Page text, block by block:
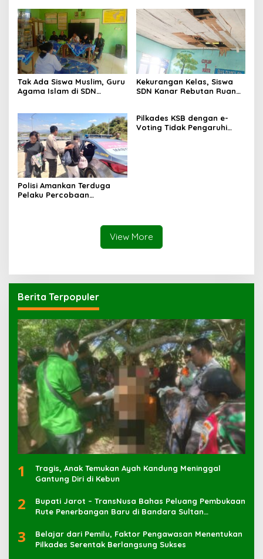
Tak Ada Siswa Muslim, Guru
Agama Islam di SDN
Kekurangan Kelas, Siswa
SDN Kanar Rebutan Ruang
Polisi Amankan Terduga
Pelaku Percobaan
Pilkades KSB dengan e-
Voting Tidak Pengaruhi
View More
Berita Terpopuler
1
Tragis, Anak Temukan Ayah Kandung Meninggal
Gantung Diri di Kebun
2
Bupati Jarot – TransNusa Bahas Peluang Pembukaan
Rute Penerbangan Baru di Bandara Sultan
3
Belajar dari Pemilu, Faktor Pengawasan Menentukan
Pilkades Serentak Berlangsung Sukses